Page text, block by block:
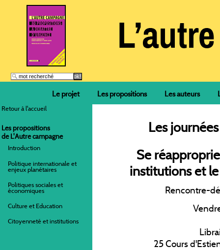
Le projet Les propositions Les auteurs
Retour à l'accueil
Les propositions
de L'Autre campagne
Introduction
Politique internationale et
enjeux planétaires
Politiques sociales et
économiques
Culture et Education
Citoyenneté et institutions
Les
Se
institutions et
Rencontre-
25 Cours